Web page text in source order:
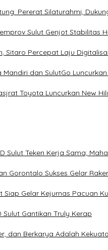
Pererat Silaturahmi,
Sulut Genjot Stabilitas
Sitaro Percepat Laju
dan SulutGo
Toyota Luncurkan New
Sulut Teken Kerja Sama;
Gorontalo Sukses Gelar
Gelar Kejurnas Pacuan
Gantikan Truly Kerap
dan Berkarya Adalah